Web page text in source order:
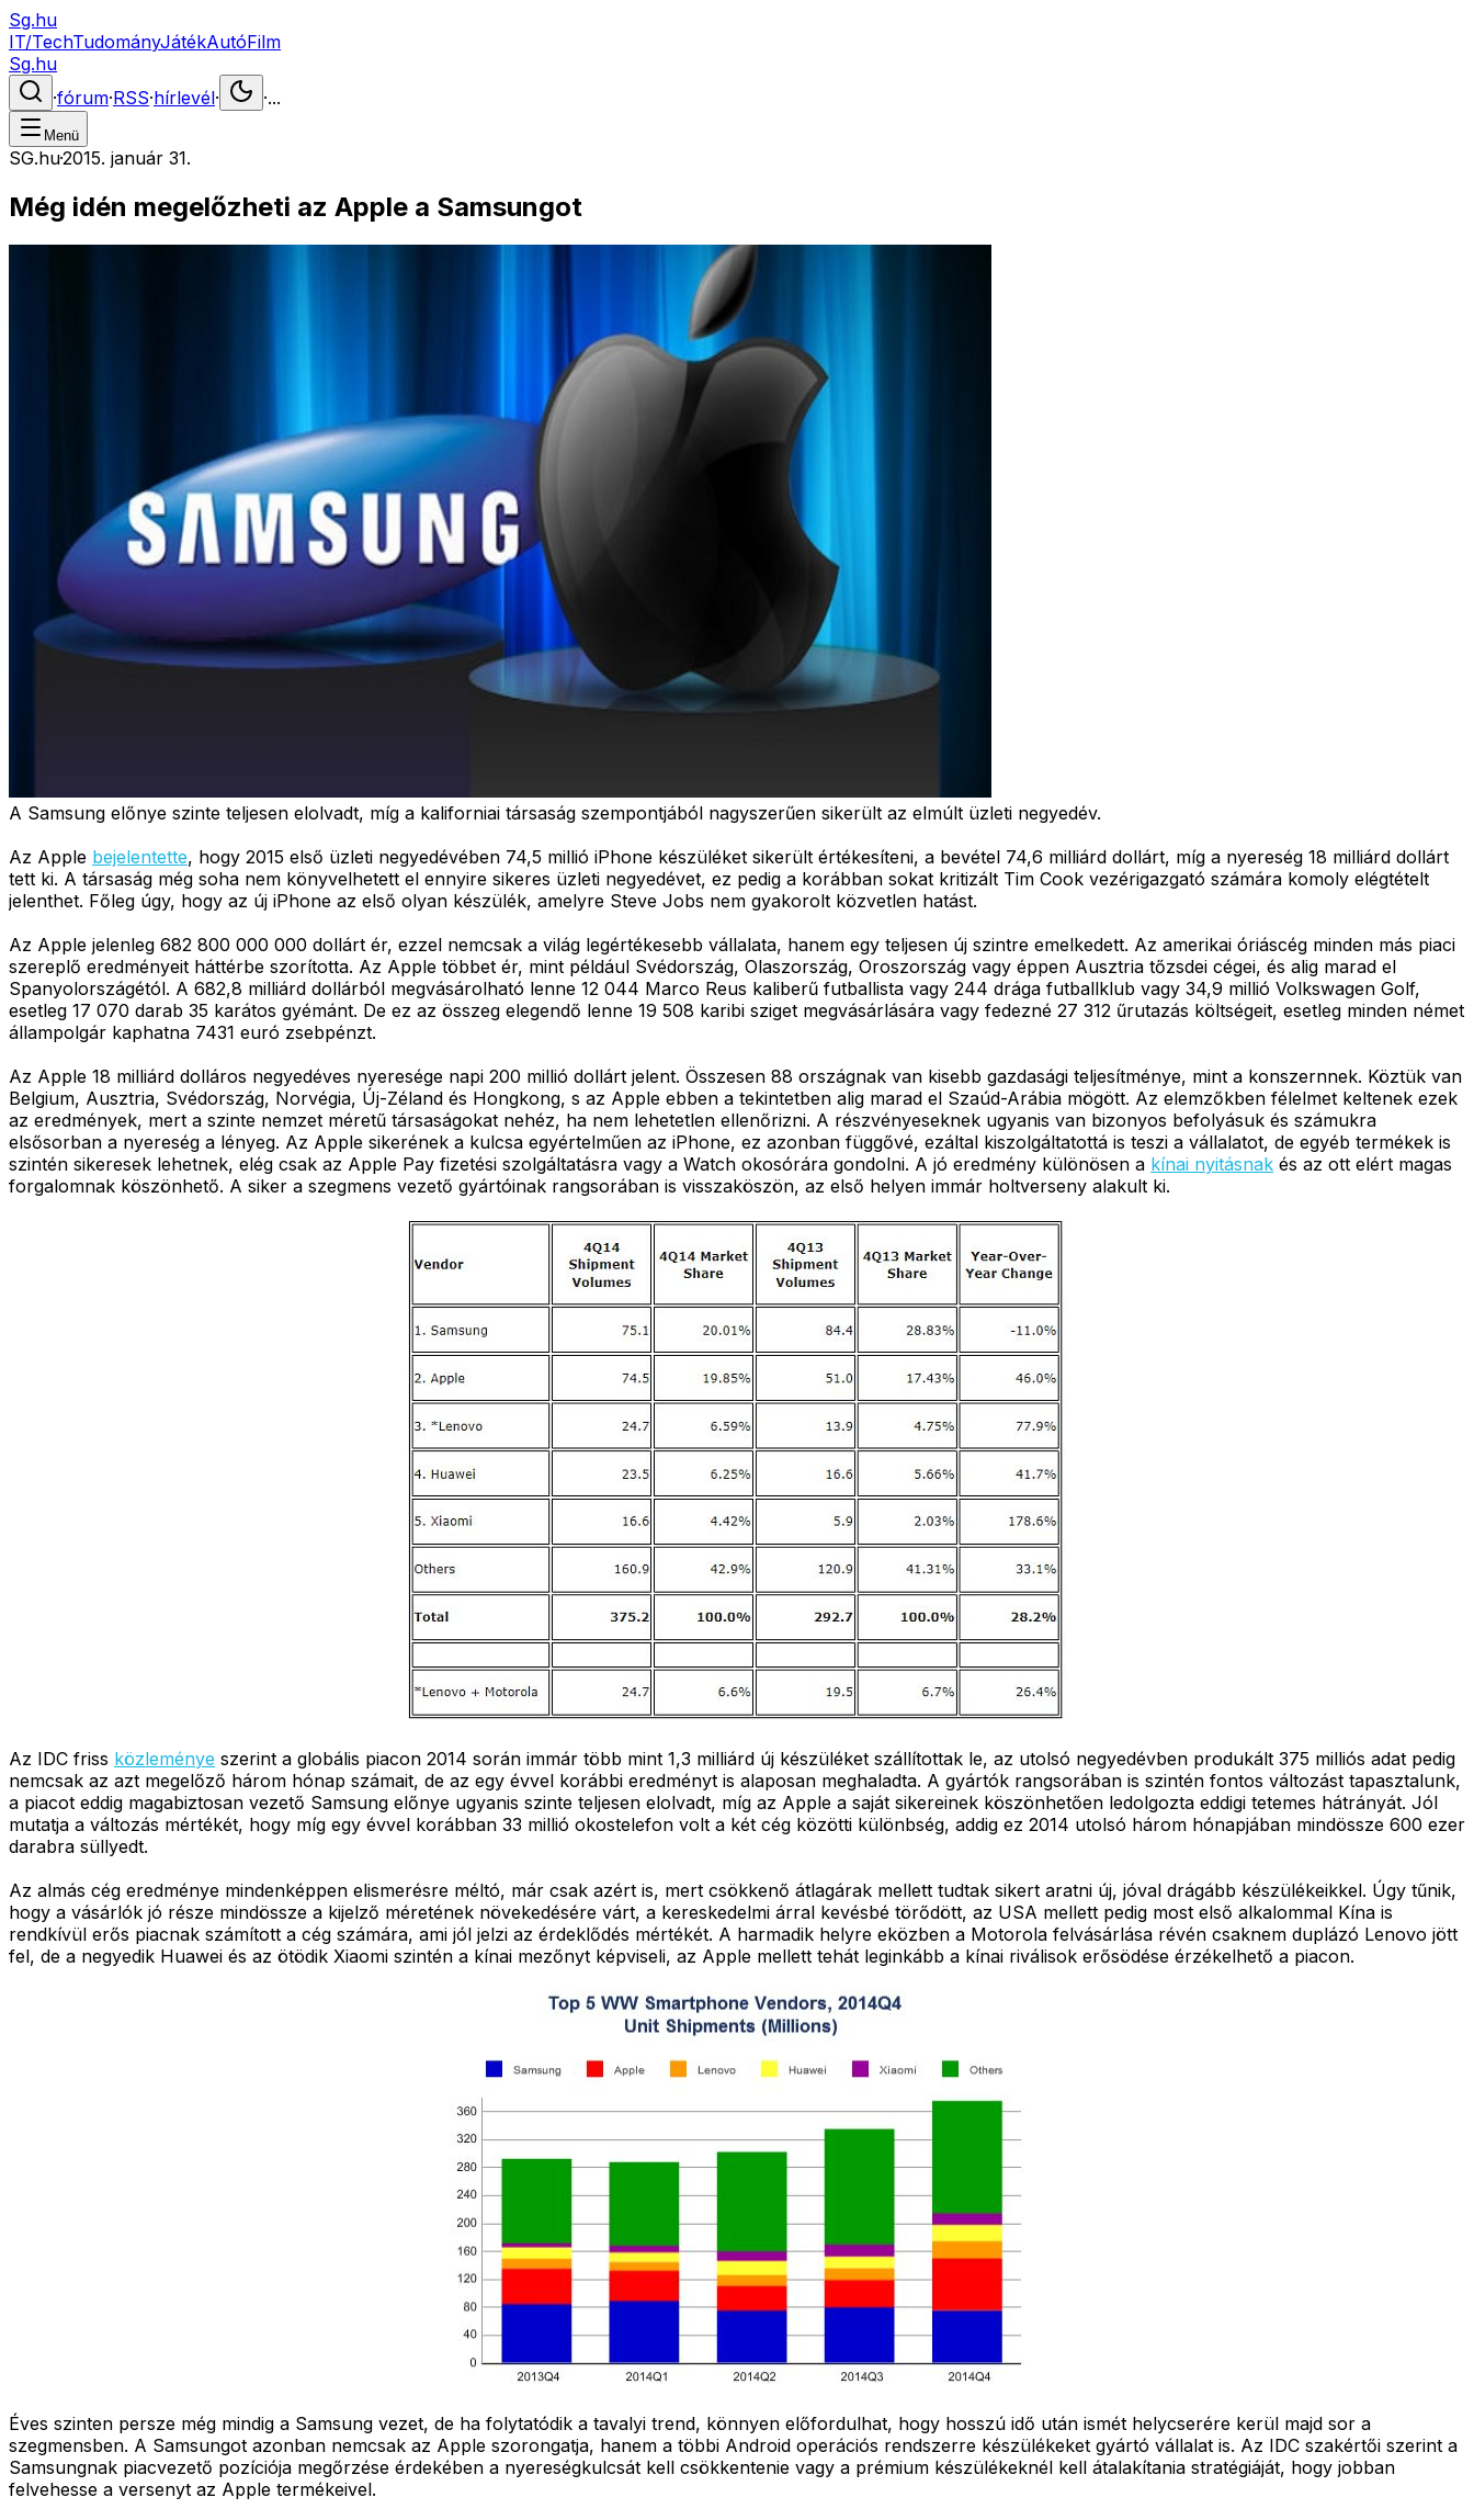
Sg.hu
IT/TechTudományJátékAutóFilm
Sg.hu
·fórum·RSS·hírlevél· ·...
Menü
SG.hu·2015. január 31.
Még idén megelőzheti az Apple a Samsungot
A Samsung előnye szinte teljesen elolvadt, míg a kaliforniai társaság szempontjából nagyszerűen sikerült az elmúlt üzleti negyedév.
Az Apple bejelentette, hogy 2015 első üzleti negyedévében 74,5 millió iPhone készüléket sikerült értékesíteni, a bevétel 74,6 milliárd dollárt, míg a nyereség 18 milliárd dollárt
tett ki. A társaság még soha nem könyvelhetett el ennyire sikeres üzleti negyedévet, ez pedig a korábban sokat kritizált Tim Cook vezérigazgató számára komoly elégtételt
jelenthet. Főleg úgy, hogy az új iPhone az első olyan készülék, amelyre Steve Jobs nem gyakorolt közvetlen hatást.
Az Apple jelenleg 682 800 000 000 dollárt ér, ezzel nemcsak a világ legértékesebb vállalata, hanem egy teljesen új szintre emelkedett. Az amerikai óriáscég minden más piaci
szereplő eredményeit háttérbe szorította. Az Apple többet ér, mint például Svédország, Olaszország, Oroszország vagy éppen Ausztria tőzsdei cégei, és alig marad el
Spanyolországétól. A 682,8 milliárd dollárból megvásárolható lenne 12 044 Marco Reus kaliberű futballista vagy 244 drága futballklub vagy 34,9 millió Volkswagen Golf,
esetleg 17 070 darab 35 karátos gyémánt. De ez az összeg elegendő lenne 19 508 karibi sziget megvásárlására vagy fedezné 27 312 űrutazás költségeit, esetleg minden német
állampolgár kaphatna 7431 euró zsebpénzt.
Az Apple 18 milliárd dolláros negyedéves nyeresége napi 200 millió dollárt jelent. Összesen 88 országnak van kisebb gazdasági teljesítménye, mint a konszernnek. Köztük van
Belgium, Ausztria, Svédország, Norvégia, Új-Zéland és Hongkong, s az Apple ebben a tekintetben alig marad el Szaúd-Arábia mögött. Az elemzőkben félelmet keltenek ezek
az eredmények, mert a szinte nemzet méretű társaságokat nehéz, ha nem lehetetlen ellenőrizni. A részvényeseknek ugyanis van bizonyos befolyásuk és számukra
elsősorban a nyereség a lényeg. Az Apple sikerének a kulcsa egyértelműen az iPhone, ez azonban függővé, ezáltal kiszolgáltatottá is teszi a vállalatot, de egyéb termékek is
szintén sikeresek lehetnek, elég csak az Apple Pay fizetési szolgáltatásra vagy a Watch okosórára gondolni. A jó eredmény különösen a kínai nyitásnak és az ott elért magas
forgalomnak köszönhető. A siker a szegmens vezető gyártóinak rangsorában is visszaköszön, az első helyen immár holtverseny alakult ki.
Az IDC friss közleménye szerint a globális piacon 2014 során immár több mint 1,3 milliárd új készüléket szállítottak le, az utolsó negyedévben produkált 375 milliós adat pedig
nemcsak az azt megelőző három hónap számait, de az egy évvel korábbi eredményt is alaposan meghaladta. A gyártók rangsorában is szintén fontos változást tapasztalunk,
a piacot eddig magabiztosan vezető Samsung előnye ugyanis szinte teljesen elolvadt, míg az Apple a saját sikereinek köszönhetően ledolgozta eddigi tetemes hátrányát. Jól
mutatja a változás mértékét, hogy míg egy évvel korábban 33 millió okostelefon volt a két cég közötti különbség, addig ez 2014 utolsó három hónapjában mindössze 600 ezer
darabra süllyedt.
Az almás cég eredménye mindenképpen elismerésre méltó, már csak azért is, mert csökkenő átlagárak mellett tudtak sikert aratni új, jóval drágább készülékeikkel. Úgy tűnik,
hogy a vásárlók jó része mindössze a kijelző méretének növekedésére várt, a kereskedelmi árral kevésbé törődött, az USA mellett pedig most első alkalommal Kína is
rendkívül erős piacnak számított a cég számára, ami jól jelzi az érdeklődés mértékét. A harmadik helyre eközben a Motorola felvásárlása révén csaknem duplázó Lenovo jött
fel, de a negyedik Huawei és az ötödik Xiaomi szintén a kínai mezőnyt képviseli, az Apple mellett tehát leginkább a kínai riválisok erősödése érzékelhető a piacon.
Éves szinten persze még mindig a Samsung vezet, de ha folytatódik a tavalyi trend, könnyen előfordulhat, hogy hosszú idő után ismét helycserére kerül majd sor a
szegmensben. A Samsungot azonban nemcsak az Apple szorongatja, hanem a többi Android operációs rendszerre készülékeket gyártó vállalat is. Az IDC szakértői szerint a
Samsungnak piacvezető pozíciója megőrzése érdekében a nyereségkulcsát kell csökkentenie vagy a prémium készülékeknél kell átalakítania stratégiáját, hogy jobban
felvehesse a versenyt az Apple termékeivel.